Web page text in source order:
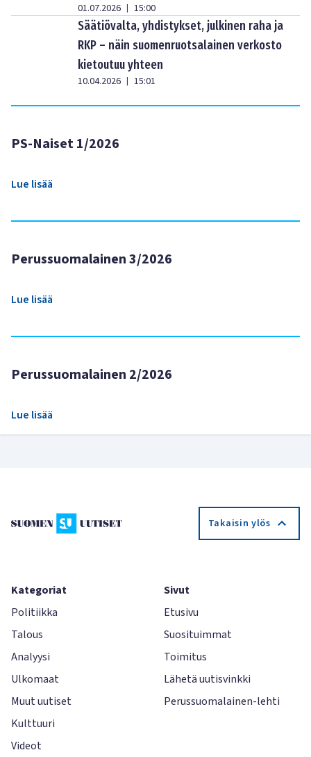
01.07.2026 | 15:00
Säätiövalta, yhdistykset, julkinen raha ja
RKP – näin suomenruotsalainen verkosto
kietoutuu yhteen
10.04.2026 | 15:01
PS-Naiset 1/2026
Lue lisää
Perussuomalainen 3/2026
Lue lisää
Perussuomalainen 2/2026
Lue lisää
Takaisin ylös
Kategoriat
Politiikka
Talous
Analyysi
Ulkomaat
Muut uutiset
Kulttuuri
Videot
Sivut
Etusivu
Suosituimmat
Toimitus
Lähetä uutisvinkki
Perussuomalainen-lehti